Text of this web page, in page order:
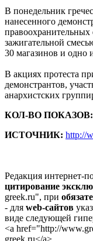
В понедельник
нанесенного
зажигательной
30 магазинов и одно
В акциях протеста
демонстрантов,
анархистских
КОЛ-ВО ПОКАЗОВ:
ИСТОЧНИК: http://
Редакция интернет-
цитирование
greek.ru", при
- для web-сайтов
виде следующей
<a href="http://